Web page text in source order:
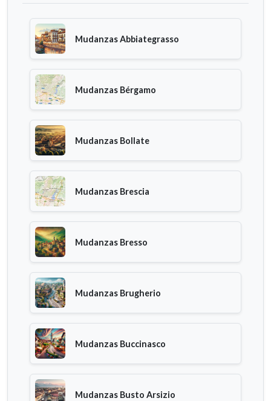
Mudanzas Abbiategrasso
Mudanzas Bérgamo
Mudanzas Bollate
Mudanzas Brescia
Mudanzas Bresso
Mudanzas Brugherio
Mudanzas Buccinasco
Mudanzas Busto Arsizio